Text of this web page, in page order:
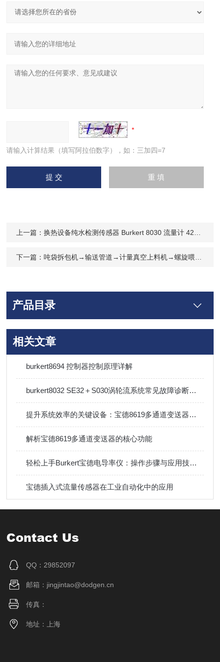
请输入计算结果（填写阿拉伯数字），如：三加四=7
上一篇：换热设备纯水检测传感器 Burkert 8030 流量计 423913 珠海空调厂家直供
下一篇：吨袋拆包机→输送管道→计量真空上料机→螺旋喂料机→反应釜
产品目录
相关文章
burkert8694 控制器控制原理详解
burkert8032 SE32＋S030涡轮流系统常见故障诊断与排除方法
提升系统效率的关键设备：宝德8619多通道变送器技术详解
解析宝德8619多通道变送器的核心功能
轻松上手Burkert宝德电导率仪：操作步骤与应用技巧指南
宝德插入式流量传感器在工业自动化中的应用
Contact Us
QQ：29852097
邮箱：jingjintao@dodgen.cn
传真：
地址：上海